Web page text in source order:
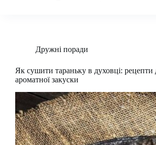
Дружні поради
Як сушити тараньку в духовці: рецепти
ароматної закуски